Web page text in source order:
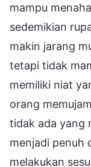
mampu
sedemikian
makin jarang
tetapi tidak
memiliki niat
orang
tidak ada yang
menjadi penuh
melakukan